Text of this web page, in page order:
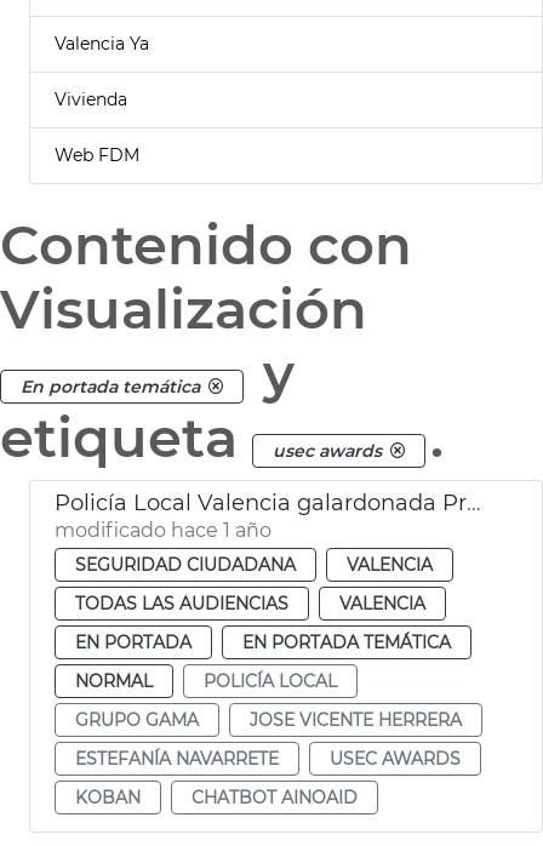
Valencia Ya
Vivienda
Web FDM
Contenido con
Visualización
En portada temática
y
etiqueta
usec awards .
Policía Local Valencia galardonada Premios USEC
modificado hace 1 año
SEGURIDAD CIUDADANA
VALENCIA
TODAS LAS AUDIENCIAS
VALENCIA
EN PORTADA
EN PORTADA TEMÁTICA
NORMAL
POLICÍA LOCAL
GRUPO GAMA
JOSE VICENTE HERRERA
ESTEFANÍA NAVARRETE
USEC AWARDS
KOBAN
CHATBOT AINOAID